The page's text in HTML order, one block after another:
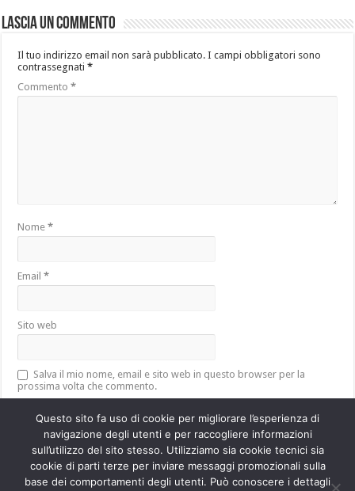
Lascia un commento
Il tuo indirizzo email non sarà pubblicato. I campi obbligatori sono
contrassegnati*
Commento*
Nome*
Email*
Sito web
Salva il mio nome, email e sito web in questo browser per la
prossima volta che commento.
Questo sito utilizza Akismet per ridurre lo spam.Scopri come vengono
elaborati i dati derivati dai commenti.
Questo sito fa uso di cookie per migliorare l’esperienza di
navigazione degli utenti e per raccogliere informazioni
sull’utilizzo del sito stesso. Utilizziamo sia cookie tecnici sia
cookie di parti terze per inviare messaggi promozionali sulla
base dei comportamenti degli utenti. Può conoscere i dettagli